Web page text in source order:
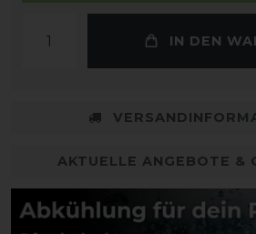
IN DEN
AKTUELLE ANGEBOTE &